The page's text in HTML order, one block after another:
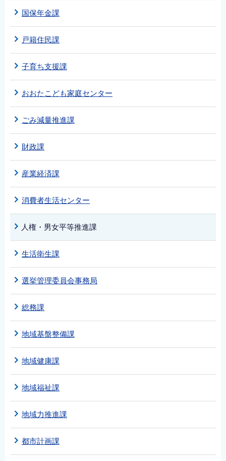
国保年金課
戸籍住民課
子育ち支援課
おおたこども家庭センター
ごみ減量推進課
財政課
産業経済課
消費者生活センター
人権・男女平等推進課
生活衛生課
選挙管理委員会事務局
総務課
地域基盤整備課
地域健康課
地域福祉課
地域力推進課
都市計画課